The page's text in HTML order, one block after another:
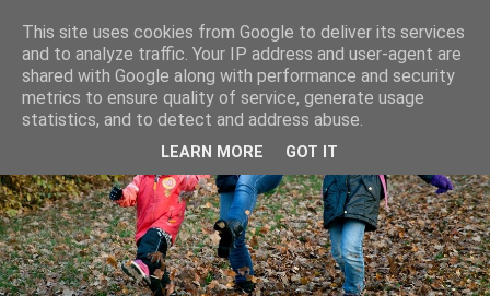
This site uses cookies from Google to deliver its services
and to analyze traffic. Your IP address and user-agent are
shared with Google along with performance and security
metrics to ensure quality of service, generate usage
statistics, and to detect and address abuse.
LEARN MORE GOT IT